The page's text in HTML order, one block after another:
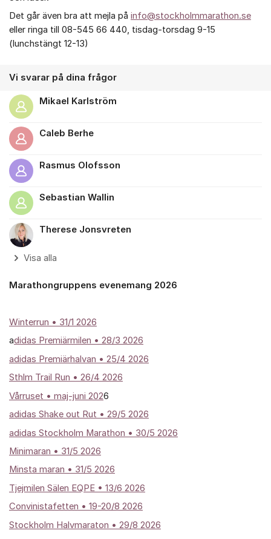
Det går även bra att mejla på info@stockholmmarathon.se
eller ringa till 08-545 66 440, tisdag-torsdag 9-15
(lunchstängt 12-13)
Vi svarar på dina frågor
Mikael Karlström
Caleb Berhe
Rasmus Olofsson
Sebastian Wallin
Therese Jonsvreten
Visa alla
Marathongruppens evenemang 2026
Winterrun • 31/1 2026
adidas Premiärmilen • 28/3 2026
adidas Premiärhalvan • 25/4 2026
Sthlm Trail Run • 26/4 2026
Vårruset • maj-juni 2026
adidas Shake out Rut • 29/5 2026
adidas Stockholm Marathon • 30/5 2026
Minimaran • 31/5 2026
Minsta maran • 31/5 2026
Tjejmilen Sälen EQPE • 13/6 2026
Convinistafetten • 19-20/8 2026
Stockholm Halvmaraton • 29/8 2026